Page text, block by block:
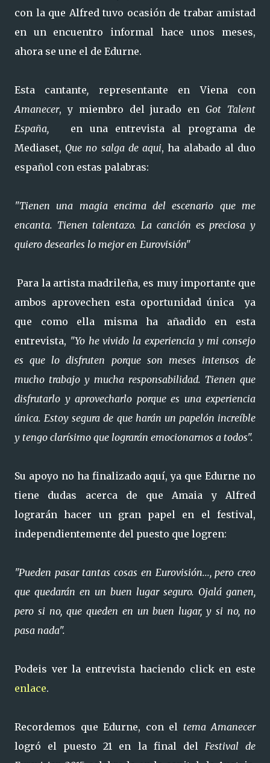
con la que Alfred tuvo ocasión de trabar amistad
en un encuentro informal hace unos meses,
ahora se une el de Edurne.
Esta cantante, representante en Viena con
Amanecer, y miembro del jurado en Got Talent
España,
en una entrevista al programa de
Mediaset, Que no salga de aqui, ha alabado al duo
español con estas palabras:
"Tienen una magia encima del escenario que me
encanta. Tienen talentazo. La canción es preciosa y
quiero desearles lo mejor en Eurovisión"
Para la artista madrileña, es muy importante que
ambos aprovechen esta oportunidad única
ya
que como ella misma ha añadido en esta
entrevista, "Yo he vivido la experiencia y mi consejo
es que lo disfruten porque son meses intensos de
mucho trabajo y mucha responsabilidad. Tienen que
disfrutarlo y aprovecharlo porque es una experiencia
única. Estoy segura de que harán un papelón increíble
y tengo clarísimo que lograrán emocionarnos a todos".
Su apoyo no ha finalizado aquí, ya que Edurne no
tiene dudas acerca de que Amaia y Alfred
lograrán hacer un gran papel en el festival,
independientemente del puesto que logren:
"Pueden pasar tantas cosas en Eurovisión..., pero creo
que quedarán en un buen lugar seguro. Ojalá ganen,
pero si no, que queden en un buen lugar, y si no, no
pasa nada".
Podeis ver la entrevista haciendo click en este
enlace.
Recordemos que Edurne, con el tema Amanecer
logró el puesto 21 en la final del Festival de